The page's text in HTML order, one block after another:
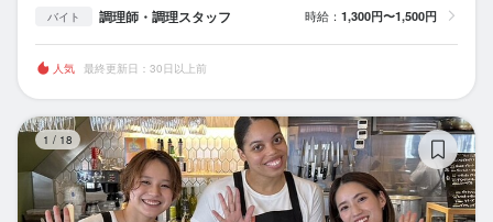
バイト 調理師・調理スタッフ 時給： 1,300円〜1,500円
人気 最終更新日：30日以上前
1 / 18